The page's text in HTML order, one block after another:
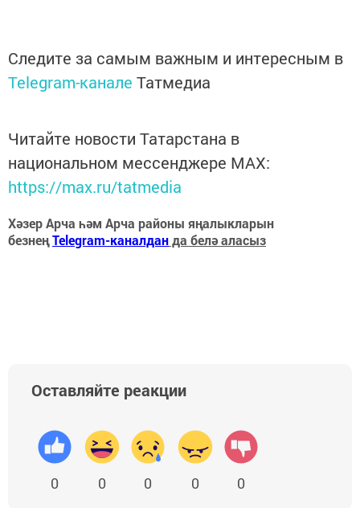
Следите за самым важным и интересным в
Telegram-канале Татмедиа
Читайте новости Татарстана в
национальном мессенджере MАХ:
https://max.ru/tatmedia
Хәзер Арча һәм Арча районы яңалыкларын
безнеңTelegram-каналданда белә аласыз
Оставляйте реакции
0 0 0 0 0